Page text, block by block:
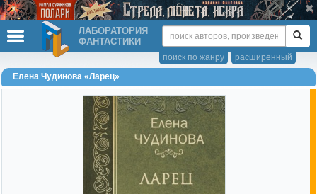
ЛАБОРАТОРИЯ
ФАНТАСТИКИ
расширенный
поиск по жанру
Елена Чудинова «Ларец»